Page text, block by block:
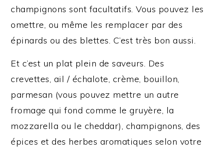
champignons sont facultatifs. Vous pouvez les
omettre, ou même les remplacer par des
épinards ou des blettes. C’est très bon aussi.
Et c’est un plat plein de saveurs. Des
crevettes, ail / échalote, crème, bouillon,
parmesan (vous pouvez mettre un autre
fromage qui fond comme le gruyère, la
mozzarella ou le cheddar), champignons, des
épices et des herbes aromatiques selon votre